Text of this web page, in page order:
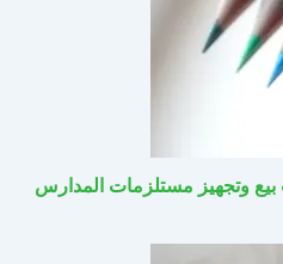
وتجهيز مستلزمات المدارس